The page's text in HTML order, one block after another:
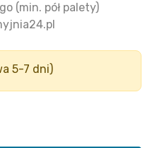
(min. pół palety)
5-7 dni)